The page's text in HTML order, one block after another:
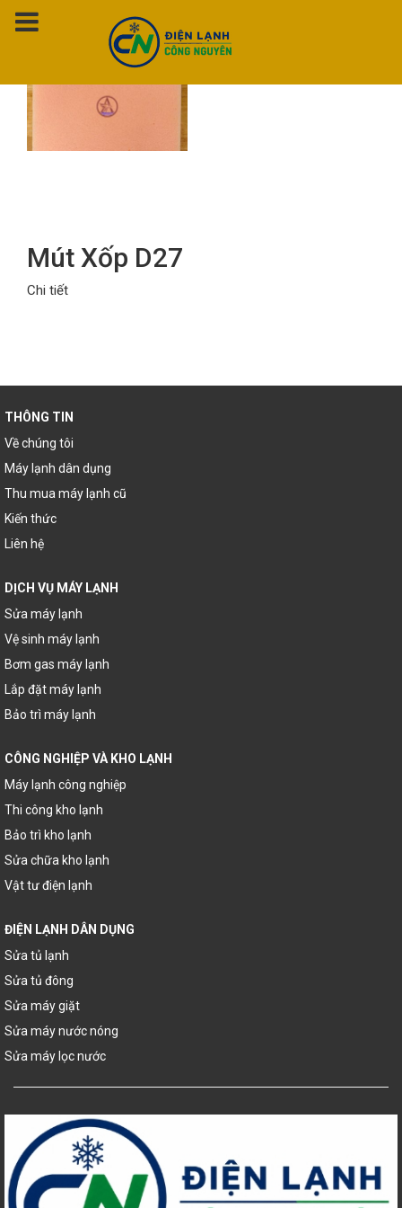
Thẻ: mút xốp d27
Mút Xốp D27
Chi tiết
THÔNG TIN
Về chúng tôi
Máy lạnh dân dụng
Thu mua máy lạnh cũ
Kiến thức
Liên hệ
DỊCH VỤ MÁY LẠNH
Sửa máy lạnh
Vệ sinh máy lạnh
Bơm gas máy lạnh
Lắp đặt máy lạnh
Bảo trì máy lạnh
CÔNG NGHIỆP VÀ KHO LẠNH
Máy lạnh công nghiệp
Thi công kho lạnh
Bảo trì kho lạnh
Sửa chữa kho lạnh
Vật tư điện lạnh
ĐIỆN LẠNH DÂN DỤNG
Sửa tủ lạnh
Sửa tủ đông
Sửa máy giặt
Sửa máy nước nóng
Sửa máy lọc nước